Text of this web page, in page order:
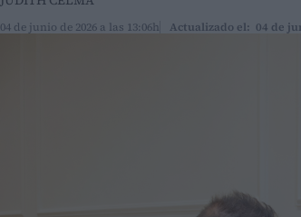
04 de junio de 2026 a las 13:06h Actualizado el: 04 de